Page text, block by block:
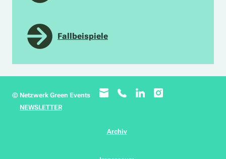
Fallbeispiele
© Netzwerk Green Events
NEWSLETTER
Archiv